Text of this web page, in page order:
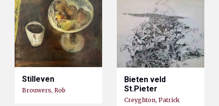
Stilleven
Brouwers, Rob
Bieten veld
St.Pieter
Creyghton, Patrick